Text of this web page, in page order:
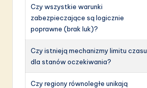
Czy wszystkie warunki
zabezpieczające są logicznie
poprawne (brak luk)?
Czy istnieją mechanizmy limitu czasu
dla stanów oczekiwania?
Czy regiony równoległe unikają